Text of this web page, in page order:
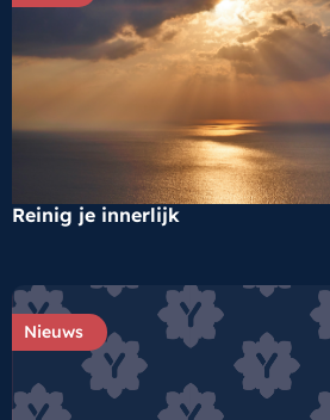
Reinig je innerlijk
Nieuws